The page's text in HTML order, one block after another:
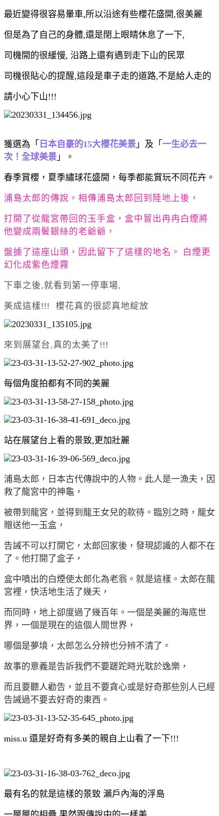
最近變得很容易暈車,所以沿途有些櫻花盛開,很美麗
但是為了自己的身體,還是閉上眼睛休息了一下,
司機開的很緩慢, 沿路上還有遇到走下山的民眾
司機很貼心的提醒,這段是車子走的道路,不是給人走的
請小心下山!!!
獲選為「 日本自豪的15大櫻花美景 」及「 一生必去一
次！全球美景 」。
春季賞櫻，夏季繡球花盛開，每季都能賞玩不同花卉。
浦島太郎的傳說。相傳浦島太郎回到陸地上後，
打開了從龍宮帶回的玉手盒，盒中冒出冉冉白煙將
他變成兩鬢銀絲的老爺爺，
盤據了這座山頭，因此留下了這樣的地名。
白煙更
幻化成紫色煙霧
下車之後,就看到第一停車場,
美成這樣!!! 櫻花真的很認真地綻放
來到展望台,真的太美了!!!
每個角度拍都有不同的美麗
站在展望台上看的景致,更加壯麗
浦島太郎，日本古代傳說中的人物。此人是一漁夫，因
救了龍宮中的神龜，
被帶到龍宮，並得到龍王女兒的款待。臨別之時，龍女
贈送他一玉盒，
告誡不可以打開它，太郎回家後，發現認識的人都不在
了。他打開了盒子，
盒中噴出的白煙使太郎化為老翁。就是這樣。太郎在龍
宮裡，快活地生活了幾天，
而同時，地上卻度過了幾百年。一個是美麗的海底世
界，一個是現在的這個人間世界，
哪個是夢境，太郎怎么分辨也分辨不清了。
故事的意義是告訴我們不要蹉跎時光耽於逸樂，
而且要聽人勸告，並且不要貪心或是好奇那些別人已經
告誡過不要去好奇的東西。
miss.u 還是好奇有多美的親自上山看了一下!!!
最有名的就是這樣的景致 瀨戶內海的浮島